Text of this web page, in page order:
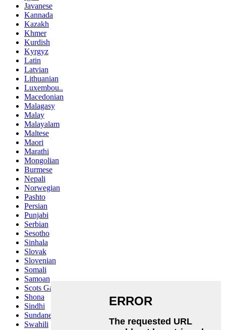
Javanese
Kannada
Kazakh
Khmer
Kurdish
Kyrgyz
Latin
Latvian
Lithuanian
Luxembou..
Macedonian
Malagasy
Malay
Malayalam
Maltese
Maori
Marathi
Mongolian
Burmese
Nepali
Norwegian
Pashto
Persian
Punjabi
Serbian
Sesotho
Sinhala
Slovak
Slovenian
Somali
Samoan
Scots Gaelic
Shona
Sindhi
Sundanese
Swahili